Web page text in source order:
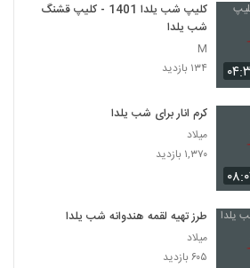
کلیپ شب یلدا 1401 - کلیپ قشنگ
شب یلدا
M
۱۳۴ بازدید
کرم انار برای شب یلدا
میلاد
۱,۳۷۰ بازدید
طرز تهیه لقمه هندوانه شب یلدا
میلاد
۶۰۵ بازدید